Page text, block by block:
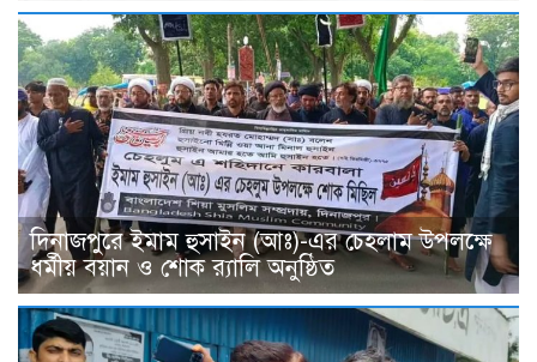
দিনাজপুরে ইমাম হুসাইন (আঃ)-এর চেহলাম উপলক্ষে
ধর্মীয় বয়ান ও শোক র‍্যালি অনুষ্ঠিত